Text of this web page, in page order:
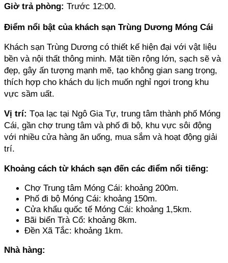
Giờ trả phòng: Trước 12:00.
Điểm nổi bật của khách sạn Trùng Dương Móng Cái
Khách sạn Trùng Dương có thiết kế hiện đại với vật liệu
bền và nội thất thông minh. Mặt tiền rộng lớn, sạch sẽ và
đẹp, gây ấn tượng mạnh mẽ, tạo không gian sang trọng,
thích hợp cho khách du lịch muốn nghỉ ngơi trong khu
vực sầm uất.
Vị trí: Tọa lạc tại Ngô Gia Tự, trung tâm thành phố Móng
Cái, gần chợ trung tâm và phố đi bộ, khu vực sôi động
với nhiều cửa hàng ăn uống, mua sắm và hoạt động giải
trí.
Khoảng cách từ khách sạn đến các điểm nổi tiếng:
Chợ Trung tâm Móng Cái: khoảng 200m.
Phố đi bộ Móng Cái: khoảng 150m.
Cửa khẩu quốc tế Móng Cái: khoảng 1,5km.
Bãi biển Trà Cổ: khoảng 8km.
Đền Xã Tắc: khoảng 1km.
Nhà hàng: